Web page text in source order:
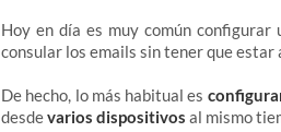
Hoy en día es muy común
consular los emails sin tener que
De hecho, lo más habitual es
desdevarios dispositivos al mismo